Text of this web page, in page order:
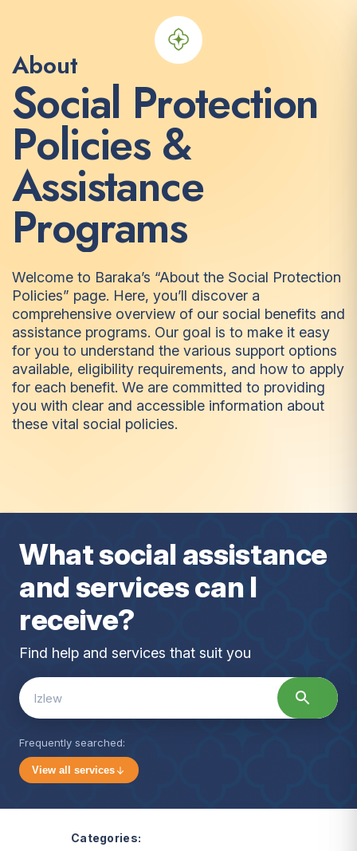
About
Social Protection
Policies &
Assistance
Programs
Welcome to Baraka’s “About the Social Protection
Policies” page. Here, you’ll discover a
comprehensive overview of our social benefits and
assistance programs. Our goal is to make it easy
for you to understand the various support options
available, eligibility requirements, and how to apply
for each benefit. We are committed to providing
you with clear and accessible information about
these vital social policies.
Benefits
What social assistance
and services can I
receive?
Find help and services that suit you
Search
for:
Frequently searched:
View all services
Categories: